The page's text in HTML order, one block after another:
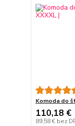
Komoda do
110,18 €
89,58 € bez